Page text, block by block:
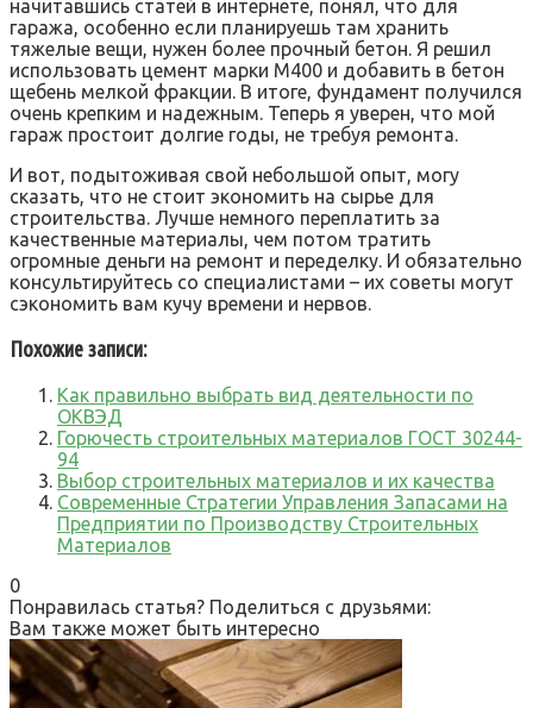
начитавшись статей в интернете, понял, что для
гаража, особенно если планируешь там хранить
тяжелые вещи, нужен более прочный бетон. Я решил
использовать цемент марки М400 и добавить в бетон
щебень мелкой фракции. В итоге, фундамент получился
очень крепким и надежным. Теперь я уверен, что мой
гараж простоит долгие годы, не требуя ремонта.
И вот, подытоживая свой небольшой опыт, могу
сказать, что не стоит экономить на сырье для
строительства. Лучше немного переплатить за
качественные материалы, чем потом тратить
огромные деньги на ремонт и переделку. И обязательно
консультируйтесь со специалистами – их советы могут
сэкономить вам кучу времени и нервов.
Похожие записи:
Как правильно выбрать вид деятельности по
ОКВЭД
Горючесть строительных материалов ГОСТ 30244-
94
Выбор строительных материалов и их качества
Современные Стратегии Управления Запасами на
Предприятии по Производству Строительных
Материалов
0
Понравилась статья? Поделиться с друзьями:
Вам также может быть интересно